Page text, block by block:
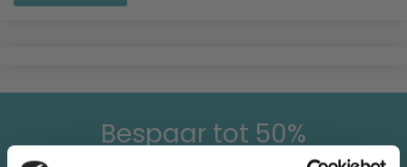
Bespaar tot 50%